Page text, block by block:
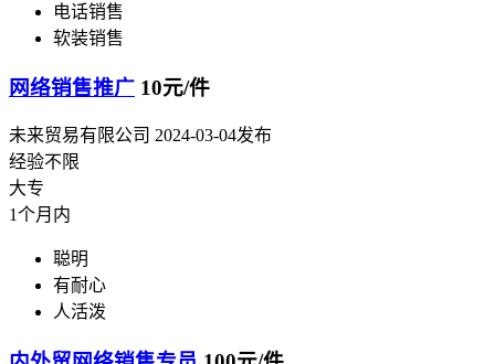
电话销售
软装销售
网络销售推广 10元/件
未来贸易有限公司 2024-03-04发布
经验不限
大专
1个月内
聪明
有耐心
人活泼